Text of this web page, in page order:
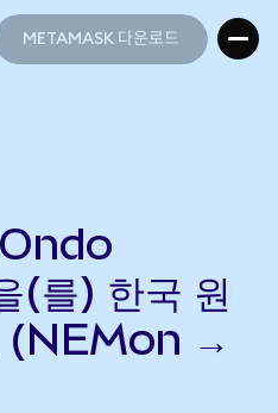
METAMASK 다운로드
를) 한국 원
(NEMon →